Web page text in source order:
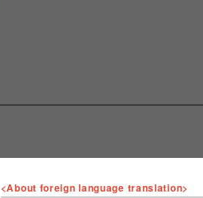
ショップ名
<About foreign language translation>